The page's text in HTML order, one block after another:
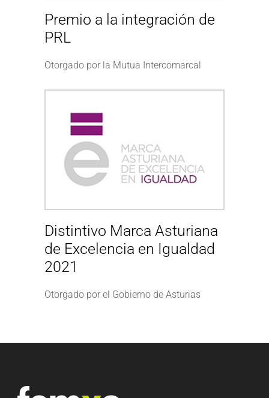
Premio a la integración de
PRL
Otorgado por la Mutua Intercomarcal
Distintivo Marca Asturiana
de Excelencia en Igualdad
2021
Otorgado por el Gobierno de Asturias